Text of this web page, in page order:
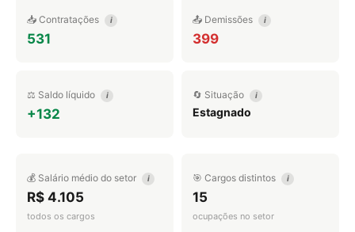
📥 Contratações i
531
📤 Demissões i
399
⚖️ Saldo líquido i
+132
🔄 Situação i
Estagnado
💰 Salário médio do setor i
R$ 4.105
todos os cargos
🎯 Cargos distintos i
15
ocupações no setor